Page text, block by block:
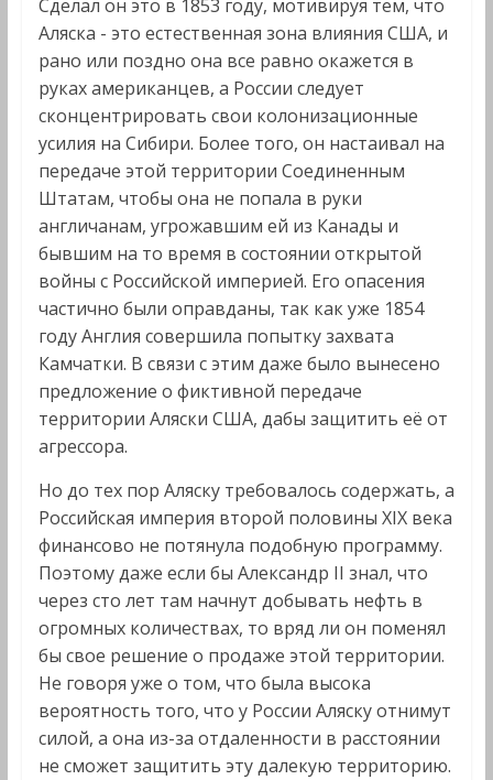
Сделал он это в 1853 году, мотивируя тем, что
Аляска - это естественная зона влияния США, и
рано или поздно она все равно окажется в
руках американцев, а России следует
сконцентрировать свои колонизационные
усилия на Сибири. Более того, он настаивал на
передаче этой территории Соединенным
Штатам, чтобы она не попала в руки
англичанам, угрожавшим ей из Канады и
бывшим на то время в состоянии открытой
войны с Российской империей. Его опасения
частично были оправданы, так как уже 1854
году Англия совершила попытку захвата
Камчатки. В связи с этим даже было вынесено
предложение о фиктивной передаче
территории Аляски США, дабы защитить её от
агрессора.
Но до тех пор Аляску требовалось содержать, а
Российская империя второй половины XIX века
финансово не потянула подобную программу.
Поэтому даже если бы Александр II знал, что
через сто лет там начнут добывать нефть в
огромных количествах, то вряд ли он поменял
бы свое решение о продаже этой территории.
Не говоря уже о том, что была высока
вероятность того, что у России Аляску отнимут
силой, а она из-за отдаленности в расстоянии
не сможет защитить эту далекую территорию.